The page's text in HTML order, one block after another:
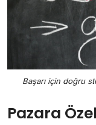
Başarı için doğru
Pazara